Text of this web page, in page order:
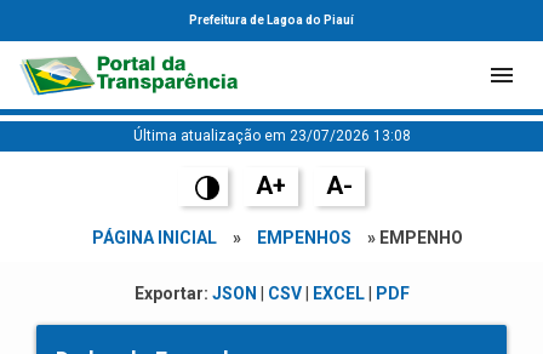
Prefeitura de Lagoa do Piauí
Última atualização em 23/07/2026 13:08
A+ A-
PÁGINA INICIAL » EMPENHOS » EMPENHO
Exportar: JSON CSV| EXCEL| PDF